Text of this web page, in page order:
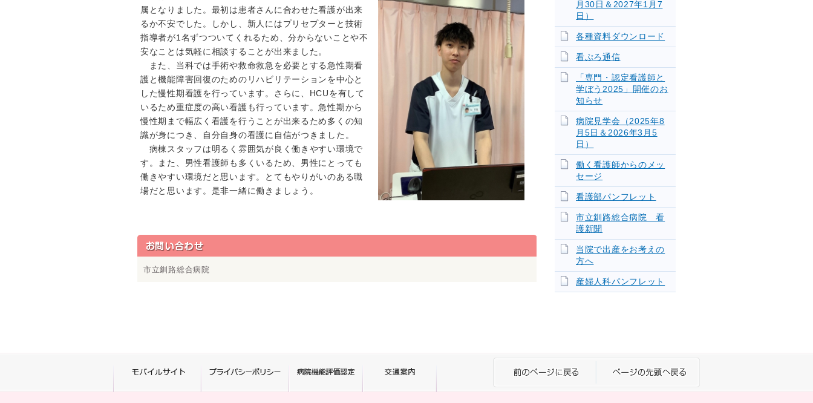
属となりました。最初は患者さんに合わせた看護が出来
るか不安でした。しかし、新人にはプリセプターと技術
指導者が1名ずつついてくれるため、分からないことや不
安なことは気軽に相談することが出来ました。
また、当科では手術や救命救急を必要とする急性期看
護と機能障害回復のためのリハビリテーションを中心と
した慢性期看護を行っています。さらに、HCUを有して
いるため重症度の高い看護も行っています。急性期から
慢性期まで幅広く看護を行うことが出来るため多くの知
識が身につき、自分自身の看護に自信がつきました。
病棟スタッフは明るく雰囲気が良く働きやすい環境で
す。また、男性看護師も多くいるため、男性にとっても
働きやすい環境だと思います。とてもやりがいのある職
場だと思います。是非一緒に働きましょう。
市立釧路総合病院
月30日＆2027年1月7
日）
各種資料ダウンロード
看ぷろ通信
「専門・認定看護師と
学ぼう2025」開催のお
知らせ
病院見学会（2025年8
月5日＆2026年3月5
日）
働く看護師からのメッ
セージ
看護部パンフレット
市立釧路総合病院 看
護新聞
当院で出産をお考えの
方へ
産婦人科パンフレット